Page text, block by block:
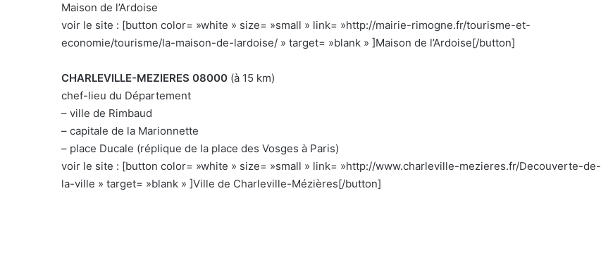
Maison de l’Ardoise
voir le site : [button color= »white » size= »small » link= »http://mairie-rimogne.fr/tourisme-et-
economie/tourisme/la-maison-de-lardoise/ » target= »blank » ]Maison de l’Ardoise[/button]
CHARLEVILLE-MEZIERES 08000 (à 15 km)
chef-lieu du Département
– ville de Rimbaud
– capitale de la Marionnette
– place Ducale (réplique de la place des Vosges à Paris)
voir le site : [button color= »white » size= »small » link= »http://www.charleville-mezieres.fr/Decouverte-de-
la-ville » target= »blank » ]Ville de Charleville-Mézières[/button]